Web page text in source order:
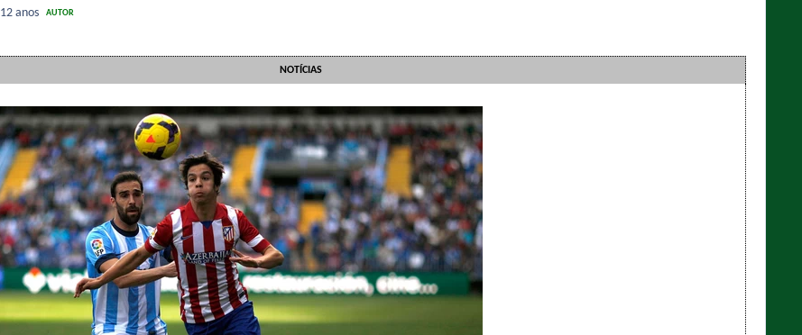
12 anos AUTOR
NOTÍCIAS